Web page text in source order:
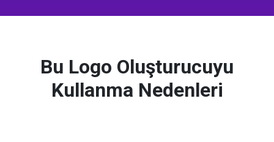
Bu Logo Oluşturucuyu
Kullanma Nedenleri